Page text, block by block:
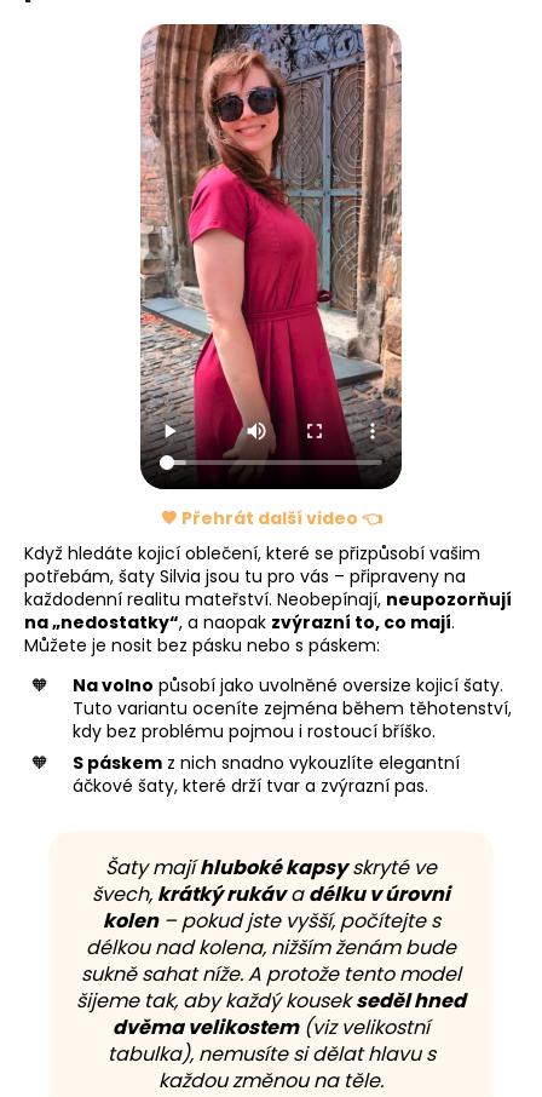
🧡 Přehrát další video 👈
Když hledáte kojicí oblečení, které se přizpůsobí vašim
potřebám, šaty Silvia jsou tu pro vás – připraveny na
každodenní realitu mateřství. Neobepínají, neupozorňují
na „nedostatky“, a naopak zvýrazní to, co mají.
Můžete je nosit bez pásku nebo s páskem:
Na volno působí jako uvolněné oversize kojicí šaty.
Tuto variantu oceníte zejména během těhotenství,
kdy bez problému pojmou i rostoucí bříško.
S páskem z nich snadno vykouzlíte elegantní
áčkové šaty, které drží tvar a zvýrazní pas.
Šaty majíhluboké kapsyskryté ve
švech, krátký rukávadélku v úrovni
kolen– pokud jste vyšší, počítejte s
délkou nad kolena, nižším ženám bude
sukně sahat níže. A protože tento model
šijeme tak, aby každý kousekseděl hned
dvěma velikostem(viz velikostní
tabulka), nemusíte si dělat hlavu s
každou změnou na těle.